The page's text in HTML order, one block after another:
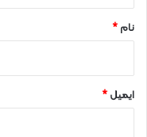
نام*
ایمیل*